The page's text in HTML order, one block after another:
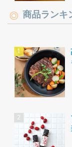
商品ランキ